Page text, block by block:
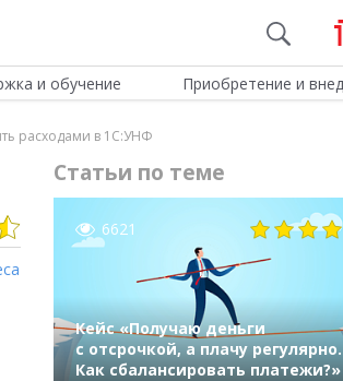
и обучение Приобретение и
расходами в 1С:УНФ
Статьи по теме
6621
Кейс «Получаю деньги
с отсрочкой, а плачу регулярно.
Как сбалансировать платежи?»